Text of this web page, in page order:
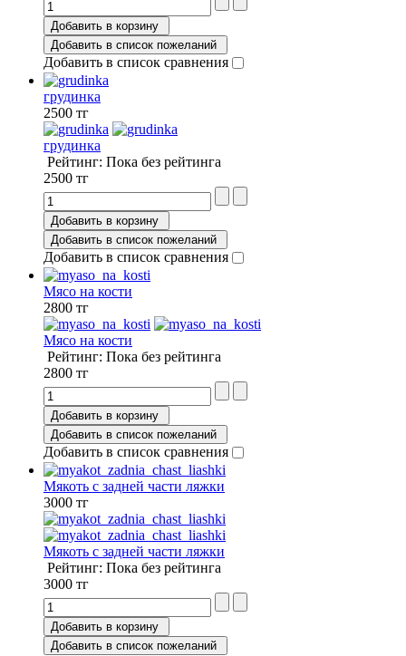
Добавить в корзину
Добавить в список пожеланий
Добавить в список сравнения
грудинка
2500 тг
грудинка
Рейтинг: Пока без рейтинга
2500 тг
Добавить в корзину
Добавить в список пожеланий
Добавить в список сравнения
Мясо на кости
2800 тг
Мясо на кости
Рейтинг: Пока без рейтинга
2800 тг
Добавить в корзину
Добавить в список пожеланий
Добавить в список сравнения
Мякоть с задней части ляжки
3000 тг
Мякоть с задней части ляжки
Рейтинг: Пока без рейтинга
3000 тг
Добавить в корзину
Добавить в список пожеланий